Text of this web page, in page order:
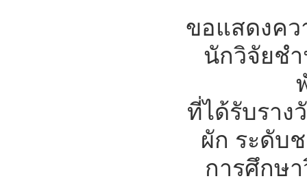
ขอแสดงค
นักวิจัยช
ที่ได้รับราง
ผัก ระดับ
การศึกษ